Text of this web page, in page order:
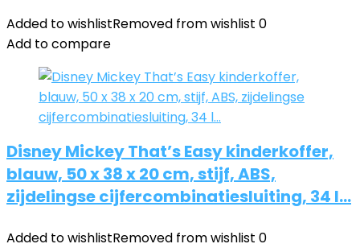
Added to wishlistRemoved from wishlist 0
Add to compare
Disney Mickey That’s Easy kinderkoffer,
blauw, 50 x 38 x 20 cm, stijf, ABS,
zijdelingse cijfercombinatiesluiting, 34 l…
Added to wishlistRemoved from wishlist 0